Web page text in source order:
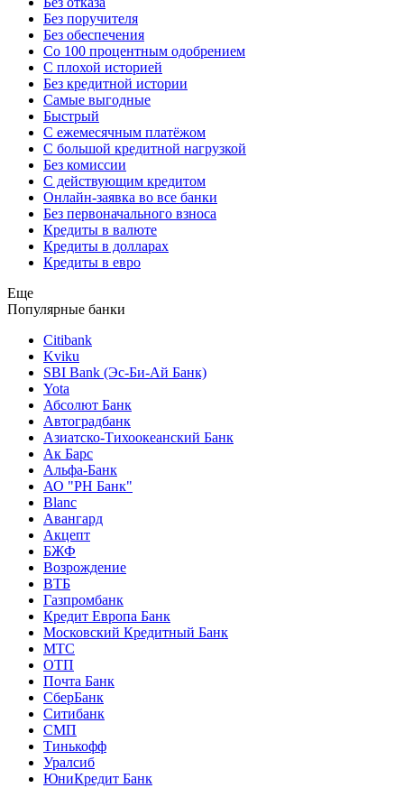
Без поручителя
Без обеспечения
Со 100 процентным одобрением
С плохой историей
Без кредитной истории
Самые выгодные
Быстрый
С ежемесячным платёжом
С большой кредитной нагрузкой
Без комиссии
С действующим кредитом
Онлайн-заявка во все банки
Без первоначального взноса
Кредиты в валюте
Кредиты в долларах
Кредиты в евро
Еще
Популярные банки
Citibank
Kviku
SBI Bank (Эс-Би-Ай Банк)
Yota
Абсолют Банк
Автоградбанк
Азиатско-Тихоокеанский Банк
Ак Барс
Альфа-Банк
АО "РН Банк"
Blanc
Авангард
Акцепт
БЖФ
Возрождение
ВТБ
Газпромбанк
Кредит Европа Банк
Московский Кредитный Банк
МТС
ОТП
Почта Банк
СберБанк
Ситибанк
СМП
Тинькофф
Уралсиб
ЮниКредит Банк